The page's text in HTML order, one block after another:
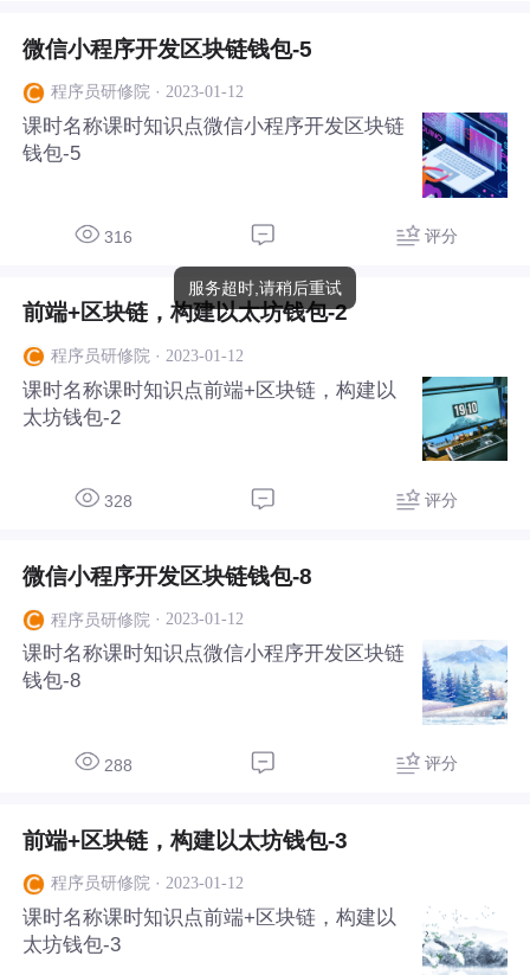
微信小程序开发区块链钱包-5
程序员研修院 · 2023-01-12
课时名称课时知识点微信小程序开发区块链
钱包-5
316 评分
前端+区块链，构建以太坊钱包-2
程序员研修院 · 2023-01-12
课时名称课时知识点前端+区块链，构建以
太坊钱包-2
328 评分
微信小程序开发区块链钱包-8
程序员研修院 · 2023-01-12
课时名称课时知识点微信小程序开发区块链
钱包-8
288 评分
前端+区块链，构建以太坊钱包-3
程序员研修院 · 2023-01-12
课时名称课时知识点前端+区块链，构建以
太坊钱包-3
服务超时,请稍后重试